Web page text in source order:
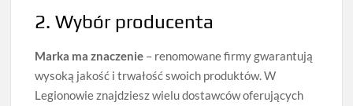
2. Wybór producenta
Marka ma znaczenie – renomowane firmy gwarantują
wysoką jakość i trwałość swoich produktów. W
Legionowie znajdziesz wielu dostawców oferujących